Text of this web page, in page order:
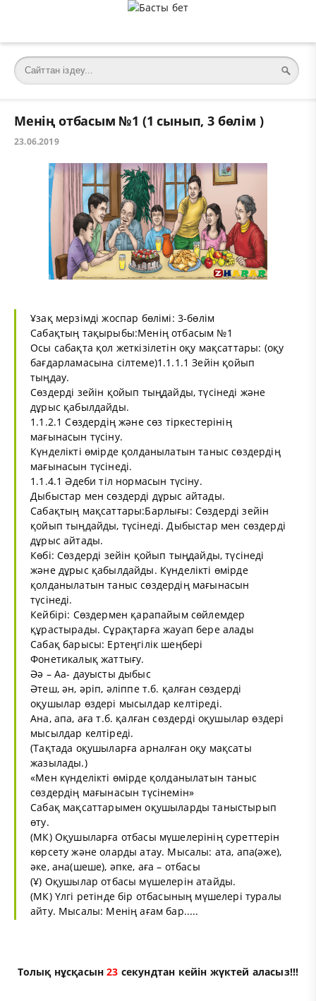
Менің отбасым №1 (1 сынып, 3 бөлім )
23.06.2019
Ұзақ мерзімді жоспар бөлімі: 3-бөлім
Сабақтың тақырыбы:Менің отбасым №1
Осы сабақта қол жеткізілетін оқу мақсаттары: (оқу
бағдарламасына сілтеме)1.1.1.1 Зейін қойып
тыңдау.
Сөздерді зейін қойып тыңдайды, түсінеді және
дұрыс қабылдайды.
1.1.2.1 Сөздердің және сөз тіркестерінің
мағынасын түсіну.
Күнделікті өмірде қолданылатын таныс сөздердің
мағынасын түсінеді.
1.1.4.1 Әдеби тіл нормасын түсіну.
Дыбыстар мен сөздерді дұрыс айтады.
Сабақтың мақсаттары:Барлығы: Сөздерді зейін
қойып тыңдайды, түсінеді. Дыбыстар мен сөздерді
дұрыс айтады.
Көбі: Сөздерді зейін қойып тыңдайды, түсінеді
және дұрыс қабылдайды. Күнделікті өмірде
қолданылатын таныс сөздердің мағынасын
түсінеді.
Кейбірі: Сөздермен қарапайым сөйлемдер
құрастырады. Сұрақтарға жауап бере алады
Сабақ барысы: Ертеңгілік шеңбері
Фонетикалық жаттығу.
Әә – Аа- дауысты дыбыс
Әтеш, ән, әріп, әліппе т.б. қалған сөздерді
оқушылар өздері мысылдар келтіреді.
Ана, апа, аға т.б. қалған сөздерді оқушылар өздері
мысылдар келтіреді.
(Тақтада оқушыларға арналған оқу мақсаты
жазылады.)
«Мен күнделікті өмірде қолданылатын таныс
сөздердің мағынасын түсінемін»
Сабақ мақсаттарымен оқушыларды таныстырып
өту.
(МК) Оқушыларға отбасы мүшелерінің суреттерін
көрсету және оларды атау. Мысалы: ата, апа(әже),
әке, ана(шеше), әпке, аға – отбасы
(Ұ) Оқушылар отбасы мүшелерін атайды.
(МК) Үлгі ретінде бір отбасының мүшелері туралы
айту. Мысалы: Менің ағам бар.....
Толық нұсқасын23 секундтан кейін жүктей аласыз!!!